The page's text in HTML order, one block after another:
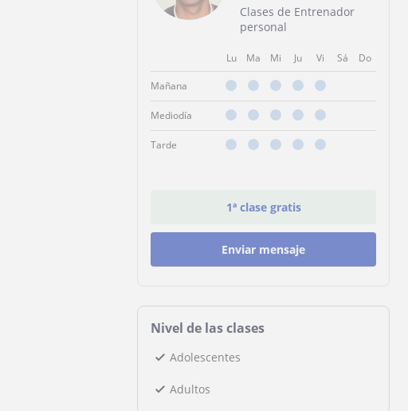
Clases de Entrenador
personal
Lu Ma Mi Ju Vi Sá Do
Mañana
Mediodía
Tarde
1ª clase gratis
Enviar mensaje
Nivel de las clases
Adolescentes
Adultos